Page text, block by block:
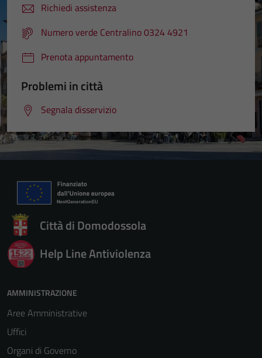
Richiedi assistenza
Numero verde Centralino 0324 4921
Prenota appuntamento
Problemi in città
Segnala disservizio
Città di Domodossola
Help Line Antiviolenza
AMMINISTRAZIONE
Aree Amministrative
Uffici
Organi di Governo